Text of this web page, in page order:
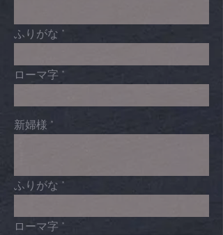
ふりがな
ローマ字
新婦様
ふりがな
ローマ字